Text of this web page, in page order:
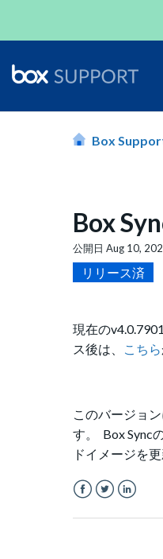
Box
Box
公開日 Aug 10,
リリース済
現在の
ス後は、
こちら
このバージョン
す。 Box Sync
ドイメージを